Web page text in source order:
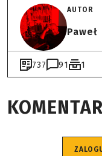
AUTOR
Paweł
737 91 1